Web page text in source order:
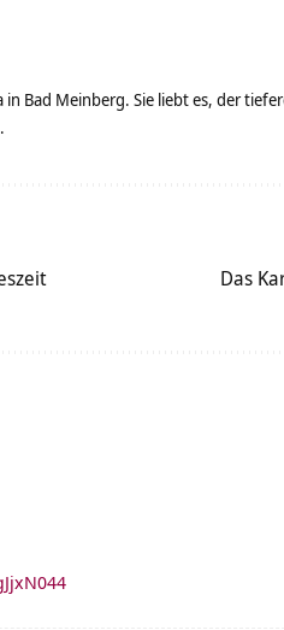
Bad Meinberg. Sie liebt es, der
Das